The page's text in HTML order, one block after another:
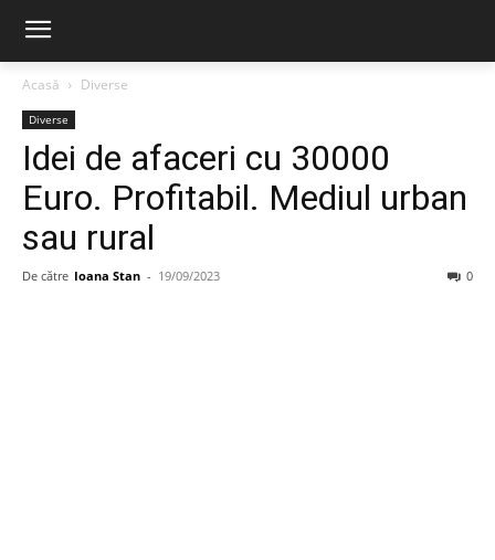
Acasă Diverse
Diverse
Idei de afaceri cu 30000
Euro. Profitabil. Mediul urban
sau rural
De către Ioana Stan - 19/09/2023 0